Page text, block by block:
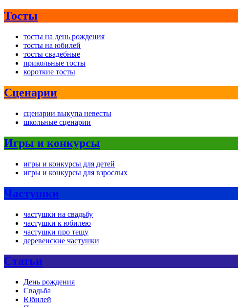
Тосты
тосты на день рождения
тосты на юбилей
тосты свадебные
прикольные тосты
короткие тосты
Сценарии
сценарии выкупа невесты
школьные сценарии
Игры и конкурсы
игры и конкурсы для детей
игры и конкурсы для взрослых
Частушки
частушки на свадьбу
частушки к юбилею
частушки про тещу
деревенские частушки
Статьи
День рождения
Свадьба
Юбилей